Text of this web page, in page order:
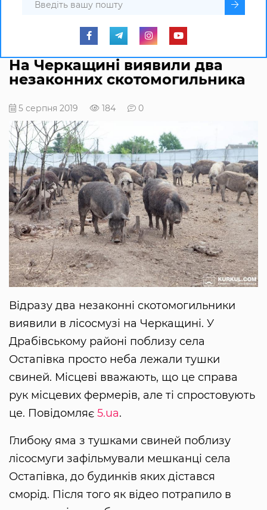
На Черкащині виявили два
незаконних скотомогильника
5 серпня 2019 184 0
Відразу два незаконні скотомогильники
виявили в лісосмузі на Черкащині. У
Драбівському районі поблизу села
Остапівка просто неба лежали тушки
свиней. Місцеві вважають, що це справа
рук місцевих фермерів, але ті спростовують
це. Повідомляє 5.ua.
Глибоку яма з тушками свиней поблизу
лісосмуги зафільмували мешканці села
Остапівка, до будинків яких дістався
сморід. Після того як відео потрапило в